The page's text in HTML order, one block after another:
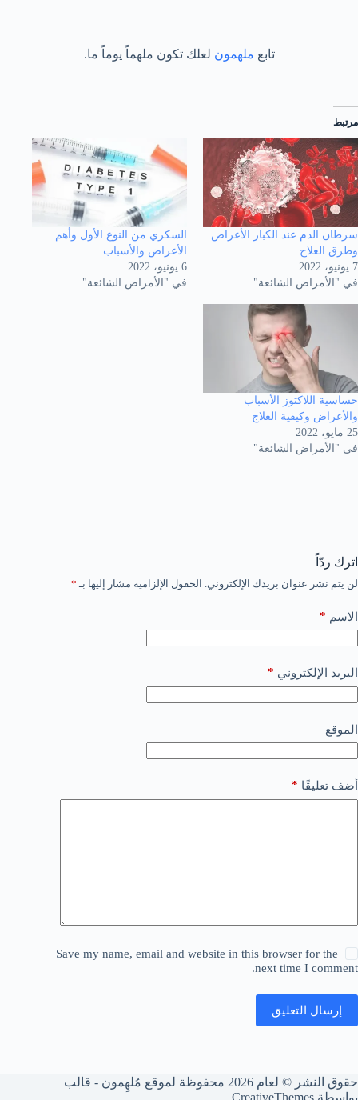
تابع ملهمون لعلك تكون ملهماً يوماً ما.
مرتبط
سرطان الدم عند الكبار الأعراض
وطرق العلاج
7 يونيو، 2022
في "الأمراض الشائعة"
السكري من النوع الأول وأهم
الأعراض والأسباب
6 يونيو، 2022
في "الأمراض الشائعة"
حساسية اللاكتوز الأسباب
والأعراض وكيفية العلاج
25 مايو، 2022
في "الأمراض الشائعة"
اترك ردّاً
لن يتم نشر عنوان بريدك الإلكتروني. الحقول الإلزامية مشار إليها بـ *
الاسم *
البريد الإلكتروني *
الموقع
أضف تعليقًا *
Save my name, email and website in this browser for the
next time I comment.
إرسال التعليق
حقوق النشر © لعام 2026 محفوظة لموقع مُلهِمون - قالب
بواسطة CreativeThemes